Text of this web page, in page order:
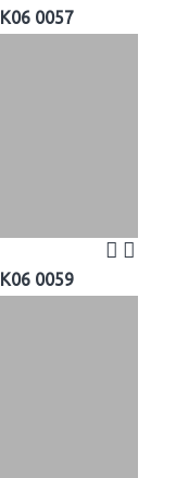
K06 0057
K06 0059